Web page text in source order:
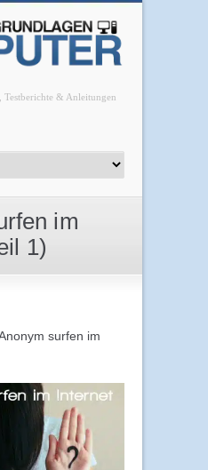
Testberichte & Anleitungen
im
1)
surfen im